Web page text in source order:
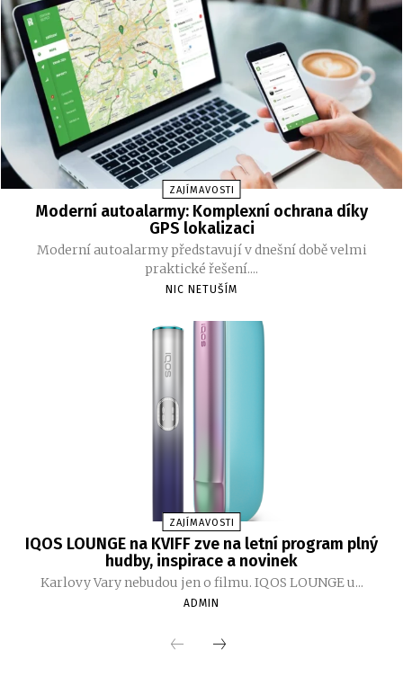
ZAJÍMAVOSTI
Moderní autoalarmy: Komplexní ochrana díky
GPS lokalizaci
Moderní autoalarmy představují v dnešní době velmi
praktické řešení....
NIC NETUŠÍM
ZAJÍMAVOSTI
IQOS LOUNGE na KVIFF zve na letní program plný
hudby, inspirace a novinek
Karlovy Vary nebudou jen o filmu. IQOS LOUNGE u...
ADMIN